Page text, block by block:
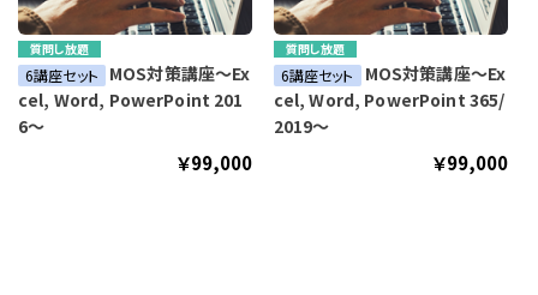
質問し放題
6講座セット MOS対策講座～Ex
cel, Word, PowerPoint 201
6～
￥99,000
質問し放題
6講座セット MOS対策講座～Ex
cel, Word, PowerPoint 365/
2019～
￥99,000